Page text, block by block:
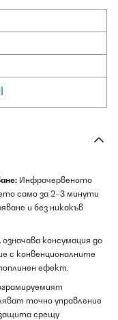
Инфрачервеното
само за 2–3 минути
и без никакъв
означава консумация до
с конвенционалните
ефект.
точно управление
срещу